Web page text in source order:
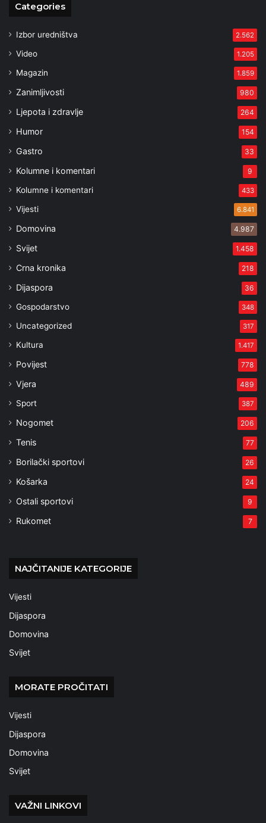
Categories
Izbor uredništva 2.562
Video 1.205
Magazin 1.859
Zanimljivosti 980
Ljepota i zdravlje 264
Humor 154
Gastro 33
Kolumne i komentari 9
Kolumne i komentari 433
Vijesti 6.841
Domovina 4.987
Svijet 1.458
Crna kronika 218
Dijaspora 36
Gospodarstvo 348
Uncategorized 317
Kultura 1.417
Povijest 778
Vjera 489
Sport 387
Nogomet 206
Tenis 77
Borilački sportovi 26
Košarka 24
Ostali sportovi 9
Rukomet 7
NAJČITANIJE KATEGORIJE
Vijesti
Dijaspora
Domovina
Svijet
MORATE PROČITATI
Vijesti
Dijaspora
Domovina
Svijet
VAŽNI LINKOVI